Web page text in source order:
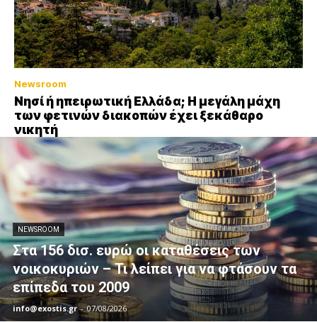
Newsroom
Νησί ή ηπειρωτική Ελλάδα; Η μεγάλη μάχη
των φετινών διακοπών έχει ξεκάθαρο
νικητή
NEWSROOM
Στα 156 δισ. ευρώ οι καταθέσεις των
νοικοκυριών – Τι λείπει για να φτάσουν τα
επίπεδα του 2009
info@exostis.gr - 07/08/2026